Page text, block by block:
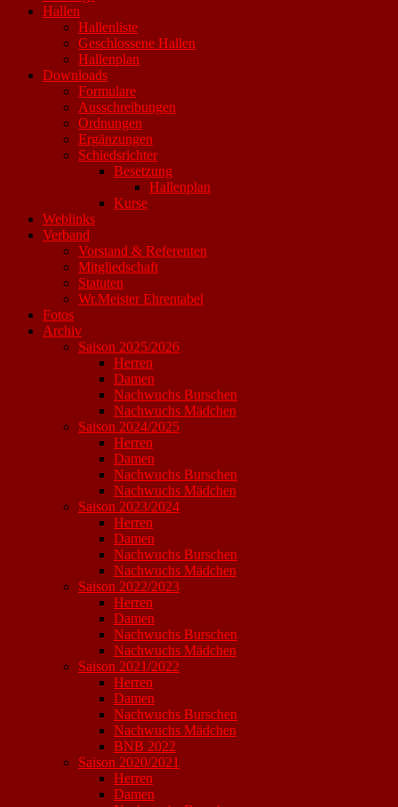
Hallen
Hallenliste
Geschlossene Hallen
Hallenplan
Downloads
Formulare
Ausschreibungen
Ordnungen
Ergänzungen
Schiedsrichter
Besetzung
Hallenplan
Kurse
Weblinks
Verband
Vorstand & Referenten
Mitgliedschaft
Statuten
Wr.Meister Ehrentabel
Fotos
Archiv
Saison 2025/2026
Herren
Damen
Nachwuchs Burschen
Nachwuchs Mädchen
Saison 2024/2025
Herren
Damen
Nachwuchs Burschen
Nachwuchs Mädchen
Saison 2023/2024
Herren
Damen
Nachwuchs Burschen
Nachwuchs Mädchen
Saison 2022/2023
Herren
Damen
Nachwuchs Burschen
Nachwuchs Mädchen
Saison 2021/2022
Herren
Damen
Nachwuchs Burschen
Nachwuchs Mädchen
BNB 2022
Saison 2020/2021
Herren
Damen